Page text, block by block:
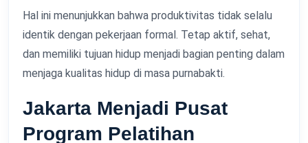
Hal ini menunjukkan bahwa produktivitas tidak selalu
identik dengan pekerjaan formal. Tetap aktif, sehat,
dan memiliki tujuan hidup menjadi bagian penting dalam
menjaga kualitas hidup di masa purnabakti.
Jakarta Menjadi Pusat
Program Pelatihan